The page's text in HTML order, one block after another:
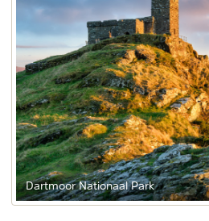
Dartmoor Nationaal Park